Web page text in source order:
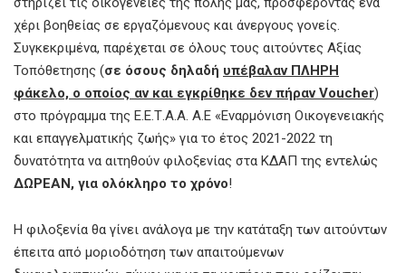
χέρι βοηθείας σε εργαζόμενους και άνεργους γονείς.
Συγκεκριμένα, παρέχεται σε όλους τους αιτούντες Αξίας
Τοπόθετησης (σε όσους δηλαδή υπέβαλαν ΠΛΗΡΗ
φάκελο, ο οποίος αν και εγκρίθηκε δεν πήρανVoucher)
στο πρόγραμμα της Ε.Ε.Τ.Α.Α. Α.Ε «Εναρμόνιση Οικογενειακής
και επαγγελματικής ζωής» για το έτος 2021-2022 τη
δυνατότητα να αιτηθούν φιλοξενίας στα ΚΔΑΠ της εντελώς
ΔΩΡΕΑΝ, για ολόκληρο το χρόνο!
Η φιλοξενία θα γίνει ανάλογα με την κατάταξη των αιτούντων
έπειτα από μοριοδότηση των απαιτούμενων